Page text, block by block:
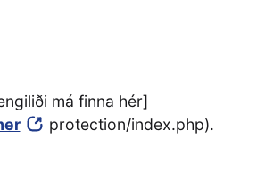
má finna hér]
protection/index.php).